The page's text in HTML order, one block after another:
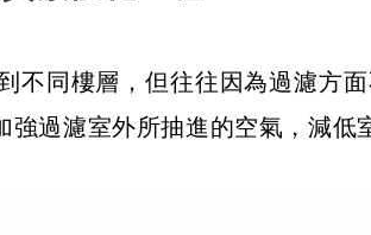
同樓層，但往往因為過濾方
過濾室外所抽進的空氣，減低